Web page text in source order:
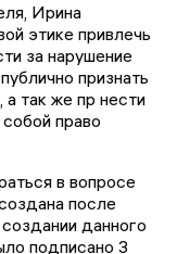
Ирина
этике привлечь
за нарушение
признать
а так же пр нести
право
в вопросе
после
данного
подписано 3